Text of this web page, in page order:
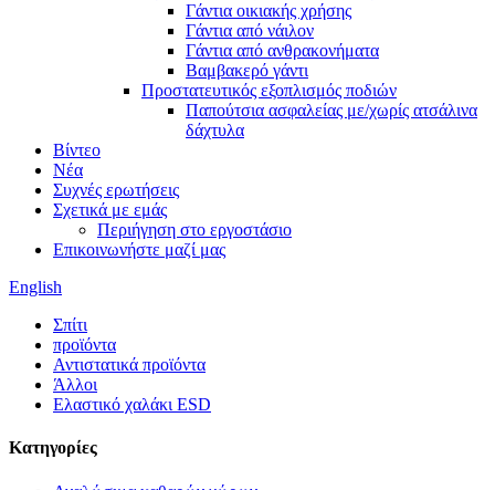
Γάντια οικιακής χρήσης
Γάντια από νάιλον
Γάντια από ανθρακονήματα
Βαμβακερό γάντι
Προστατευτικός εξοπλισμός ποδιών
Παπούτσια ασφαλείας με/χωρίς ατσάλινα
δάχτυλα
Βίντεο
Νέα
Συχνές ερωτήσεις
Σχετικά με εμάς
Περιήγηση στο εργοστάσιο
Επικοινωνήστε μαζί μας
English
Σπίτι
προϊόντα
Αντιστατικά προϊόντα
Άλλοι
Ελαστικό χαλάκι ESD
Κατηγορίες